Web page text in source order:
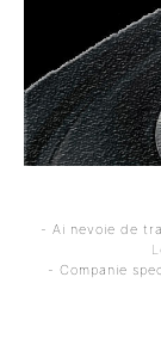
- Ai nevoie de
- Companie